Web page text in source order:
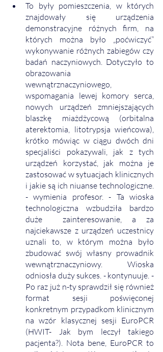
To były pomieszczenia, w których
znajdowały się urządzenia
demonstracyjne różnych firm, na
których można było „poćwiczyć”
wykonywanie różnych zabiegów czy
badań naczyniowych. Dotyczyło to
obrazowania
wewnątrznaczyniowego,
wspomagania lewej komory serca,
nowych urządzeń zmniejszających
blaszkę miażdżycową (orbitalna
aterektomia, litotrypsja wieńcowa),
krótko mówiąc w ciągu dwóch dni
specjaliści pokazywali, jak z tych
urządzeń korzystać, jak można je
zastosować w sytuacjach klinicznych
i jakie są ich niuanse technologiczne.
- wymienia profesor. - Ta wioska
technologiczna
wzbudziła bardzo
duże  zainteresowanie, a za
najciekawsze z urządzeń uczestnicy
uznali to, w którym można było
zbudować swój własny prowadnik
wewnątrznaczyniowy. Wioska
odniosła duży sukces. - kontynuuje. -
Po raz już n-ty sprawdził się również
format sesji poświęconej
konkretnym przypadkom klinicznym
na wzór klasycznej sesji EuroPCR
(HWIT- Jak bym leczył takiego
pacjenta?). Nota bene, EuroPCR to